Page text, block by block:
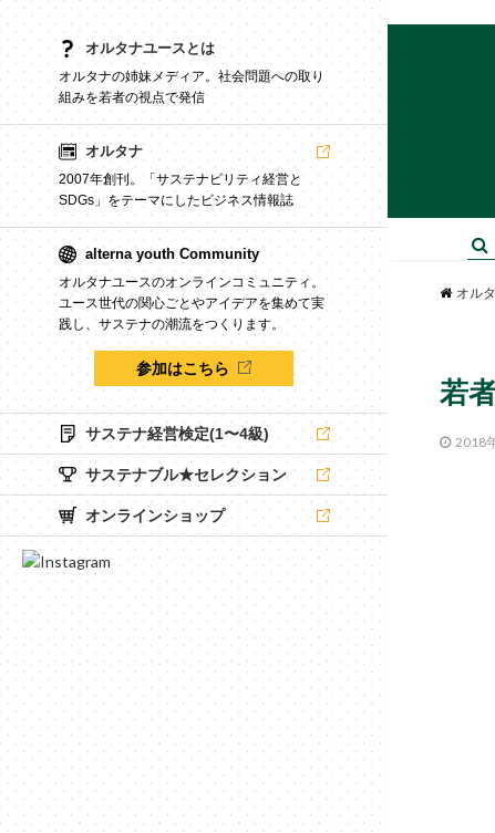
オルタナユースとは
オルタナの姉妹メディア。社会問題への取り
組みを若者の視点で発信
オルタナ
2007年創刊。「サステナビリティ経営と
SDGs」をテーマにしたビジネス情報誌
alterna youth Community
オルタナユースのオンラインコミュニティ。
ユース世代の関心ごとやアイデアを集めて実
践し、サステナの潮流をつくります。
参加はこちら
サステナ経営検定(1〜4級)
サステナブル★セレクション
オンラインショップ
オル
若
2018